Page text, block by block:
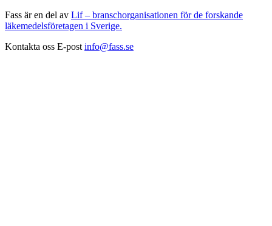
Fass är en del av Lif – branschorganisationen för de forskande
läkemedelsföretagen i Sverige.
Kontakta oss E-post info@fass.se